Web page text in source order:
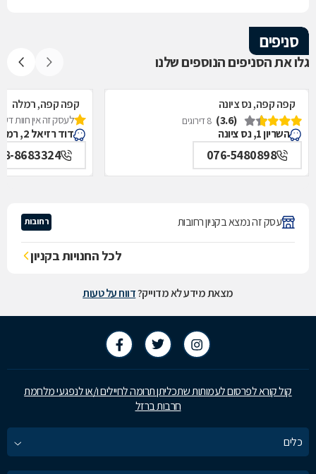
סניפים
גלו את הסניפים הנוספים שלנו
קפה קפה, נס ציונה
(3.6)
8 דירוגים
השריון 1, נס ציונה
076-5480898
קפה קפה, רמלה
לעסק זה אין חוות
דוד רזיאל 2, רמלה
8683324
עסק זה נמצא בקניון רחובות רחובות
לכל החנויות בקניון
מצאת מידע לא מדוייק?דווח על טעות
קול קורא לפרסום לעמותות שתכליתן תרומה לחיילים ו/או לנפגעי מלחמת
חרבות ברזל
כלים